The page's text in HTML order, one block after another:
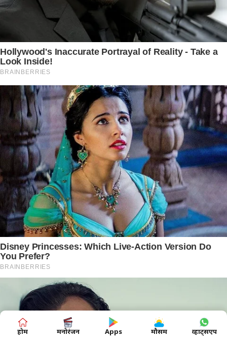
होम मनोरंजन Apps मौसम व्हाट्सएप